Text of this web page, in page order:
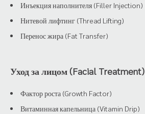
Инъекция наполнителя (Filler Injection)
Нитевой лифтинг (Thread Lifting)
Перенос жира (Fat Transfer)
Уход за лицом (Facial Treatment)
Фактор роста (Growth Factor)
Витаминная капельница (Vitamin Drip)